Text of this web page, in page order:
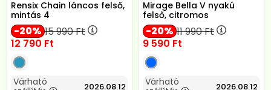
Rensix Chain láncos felső,
mintás 4
20 15 990Ft
12 790 Ft
Várható
2026.08.12
Mirage Bella V nyakú
felső, citromos
20 11 990Ft
9 590 Ft
Várható
2026.08.12